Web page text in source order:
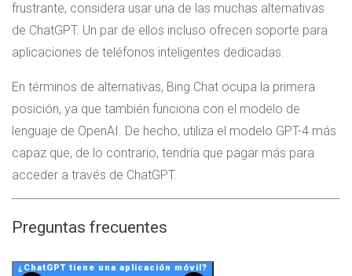
frustrante, considera usar una de las muchas alternativas
de ChatGPT. Un par de ellos incluso ofrecen soporte para
aplicaciones de teléfonos inteligentes dedicadas.
En términos de alternativas, Bing Chat ocupa la primera
posición, ya que también funciona con el modelo de
lenguaje de OpenAI. De hecho, utiliza el modelo GPT-4 más
capaz que, de lo contrario, tendría que pagar más para
acceder a través de ChatGPT.
Preguntas frecuentes
¿ChatGPT tiene una aplicación móvil?